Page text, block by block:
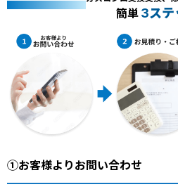
簡単 3ステ
①お客様よりお問い合わせ